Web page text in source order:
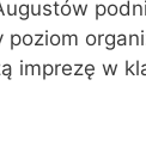
poziom
imprezę w